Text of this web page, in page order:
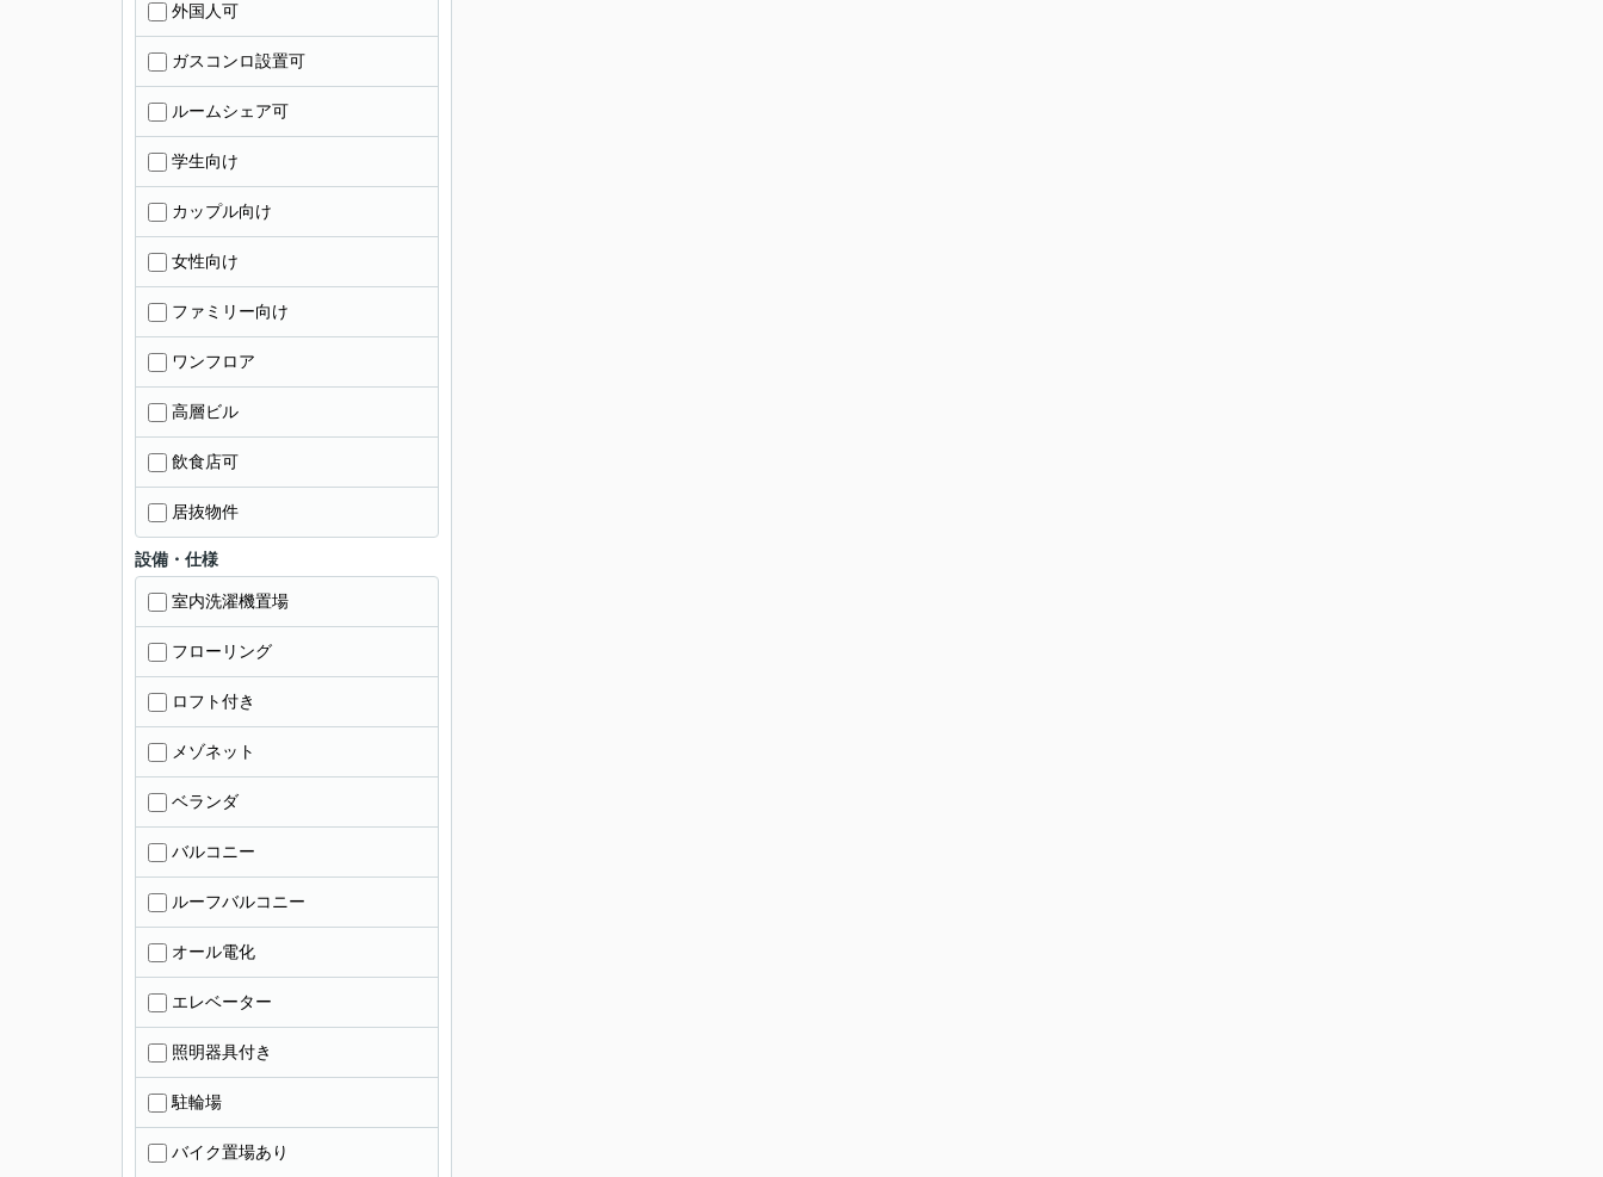
外国人可
ガスコンロ設置可
ルームシェア可
学生向け
カップル向け
女性向け
ファミリー向け
ワンフロア
高層ビル
飲食店可
居抜物件
設備・仕様
室内洗濯機置場
フローリング
ロフト付き
メゾネット
ベランダ
バルコニー
ルーフバルコニー
オール電化
エレベーター
照明器具付き
駐輪場
バイク置場あり